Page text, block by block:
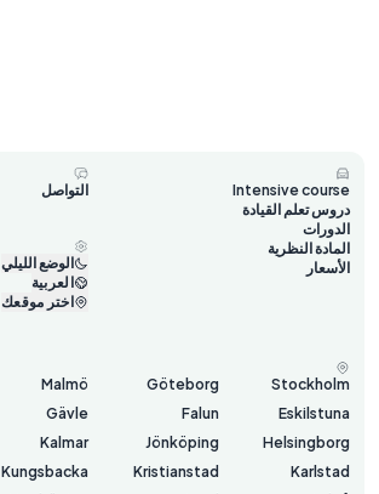
Intensive course
دروس تعلم القيادة
الدورات
المادة النظرية
الأسعار
التواصل
الوضع الليلي
العربية
اختر موقعك
Stockholm
Göteborg
Malmö
Eskilstuna
Falun
Gävle
Helsingborg
Jönköping
Kalmar
Karlstad
Kristianstad
Kungsbacka